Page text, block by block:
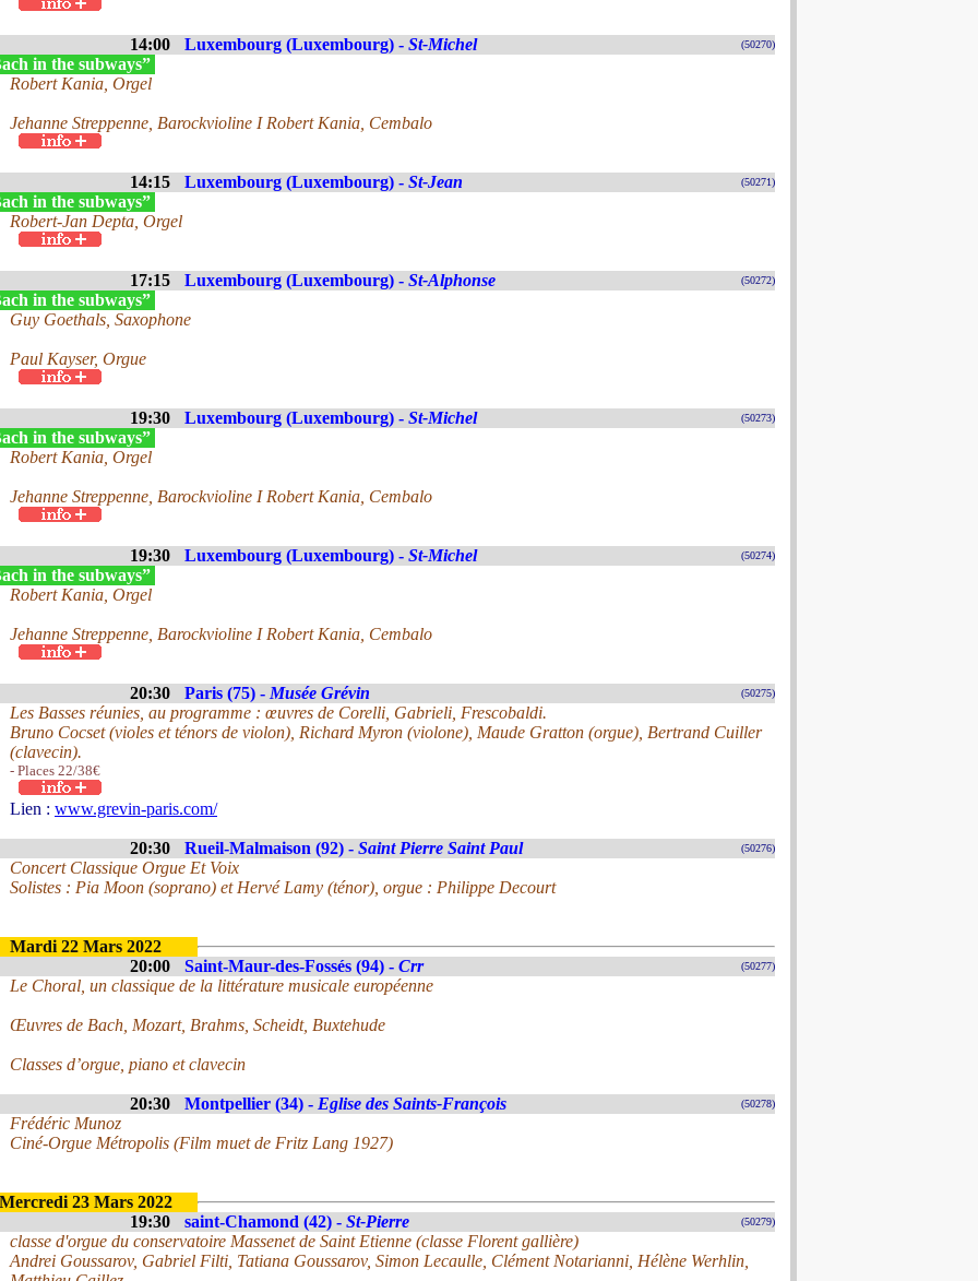
14:00 Luxembourg (Luxembourg) - St-Michel (50270)
in the subways”
Robert Kania, Orgel
Jehanne Streppenne, Barockvioline I Robert Kania, Cembalo
14:15 Luxembourg (Luxembourg) - St-Jean (50271)
in the subways”
Robert-Jan Depta, Orgel
17:15 Luxembourg (Luxembourg) - St-Alphonse (50272)
in the subways”
Guy Goethals, Saxophone
Paul Kayser, Orgue
19:30 Luxembourg (Luxembourg) - St-Michel (50273)
in the subways”
Robert Kania, Orgel
Jehanne Streppenne, Barockvioline I Robert Kania, Cembalo
19:30 Luxembourg (Luxembourg) - St-Michel (50274)
in the subways”
Robert Kania, Orgel
Jehanne Streppenne, Barockvioline I Robert Kania, Cembalo
20:30 Paris (75) - Musée Grévin (50275)
Les Basses réunies, au programme : œuvres de Corelli, Gabrieli, Frescobaldi.
Bruno Cocset (violes et ténors de violon), Richard Myron (violone), Maude Gratton (orgue), Bertrand Cuiller
(clavecin).
- Places 22/38€
Lien : www.grevin-paris.com/
20:30 Rueil-Malmaison (92) - Saint Pierre Saint Paul (50276)
Concert Classique Orgue Et Voix
Solistes : Pia Moon (soprano) et Hervé Lamy (ténor), orgue : Philippe Decourt
Mardi 22 Mars 2022
20:00
Saint-Maur-des-Fossés (94) - Crr (50277)
Le Choral, un classique de la littérature musicale européenne
Œuvres de Bach, Mozart, Brahms, Scheidt, Buxtehude
Classes d’orgue, piano et clavecin
20:30 Montpellier (34) - Eglise des Saints-François (50278)
Frédéric Munoz
Ciné-Orgue Métropolis (Film muet de Fritz Lang 1927)
23 Mars 2022
19:30
saint-Chamond (42) - St-Pierre (50279)
classe d'orgue du conservatoire Massenet de Saint Etienne (classe Florent gallière)
Andrei Goussarov, Gabriel Filti, Tatiana Goussarov, Simon Lecaulle, Clément Notarianni, Hélène Werhlin,